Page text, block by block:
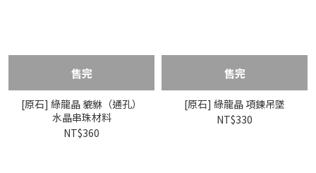
售完
[原石] 綠龍晶 貔貅（通孔）
水晶串珠材料
NT$360
售完
[原石] 綠龍晶 項鍊吊墜
NT$330